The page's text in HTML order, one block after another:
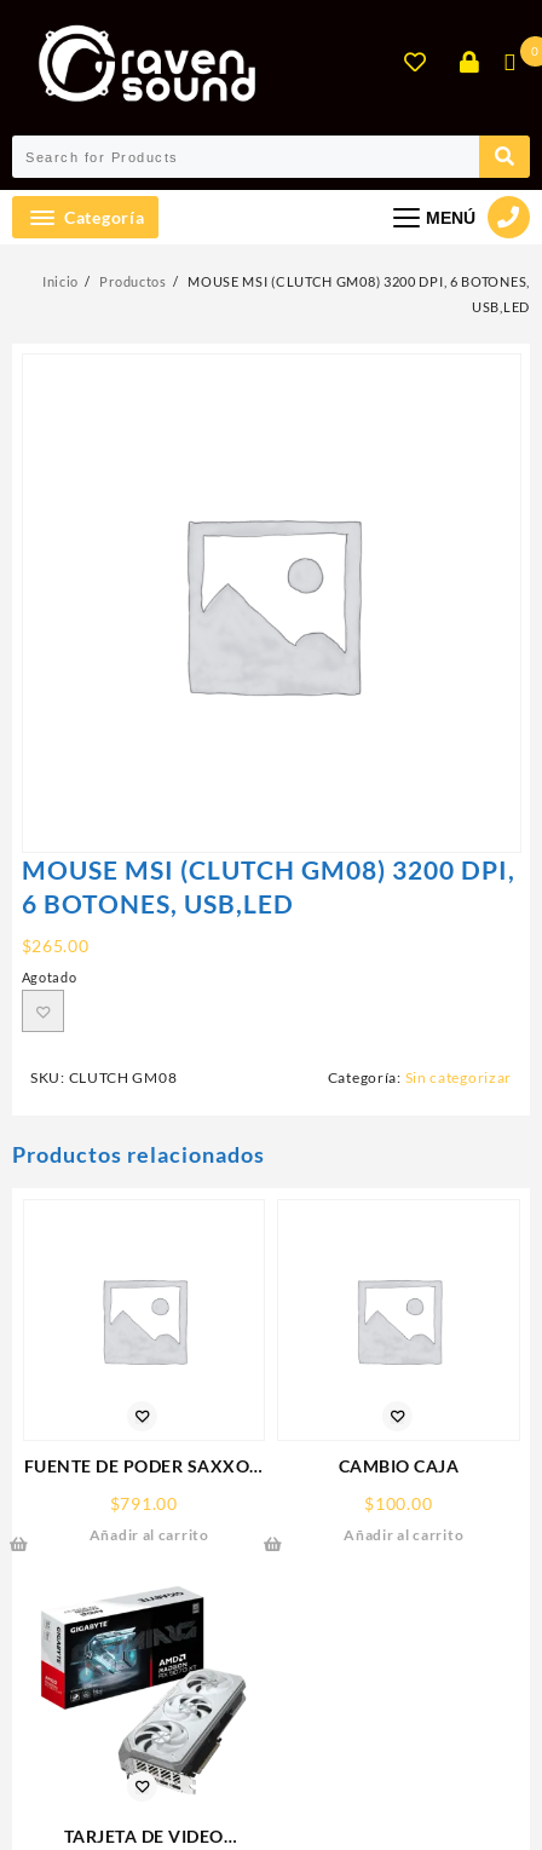
contenido
0
Categoría MENÚ
Inicio Productos
MOUSE MSI (CLUTCH GM08) 3200 DPI, 6 BOTONES,
USB,LED
MOUSE MSI (CLUTCH GM08) 3200 DPI,
6 BOTONES, USB,LED
$265.00
Agotado
SKU: CLUTCH GM08 Categoría: Sin categorizar
Productos relacionados
FUENTE DE PODER SAXXON
REGULADA,12V,10
AMPERES,DISTRIBUIDOR
$791.00
Añadir al carrito
CAMBIO CAJA
$100.00
Añadir al carrito
TARJETA DE VIDEO